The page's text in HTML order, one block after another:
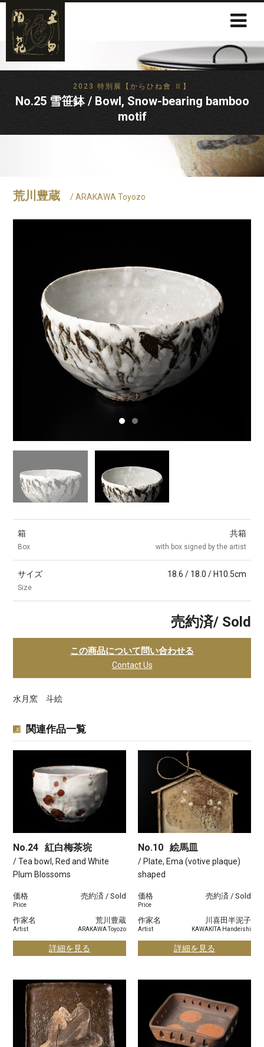
2023 特別展【からひね會 Ⅱ】
No.25 雪笹鉢 / Bowl, Snow-bearing bamboo
motif
荒川豊蔵 / ARAKAWA Toyozo
箱
Box
共箱
with box signed by the artist
サイズ
Size
18.6 / 18.0 / H10.5cm
売約済/ Sold
この商品について問い合わせる
Contact Us
水月窯 斗絵
関連作品一覧
No.24 紅白梅茶垸
/ Tea bowl, Red and White
Plum Blossoms
価格
Price
売約済 / Sold
作家名
Artist
荒川豊蔵
ARAKAWA Toyozo
詳細を見る
No.10 絵馬皿
/ Plate, Ema (votive plaque)
shaped
価格
Price
売約済 / Sold
作家名
Artist
川喜田半泥子
KAWAKITA Handeishi
詳細を見る